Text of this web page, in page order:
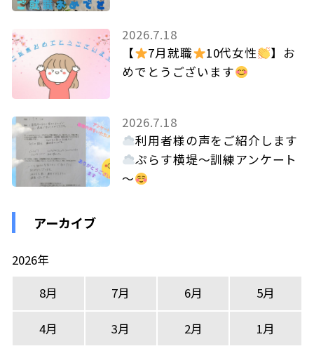
2026.7.18
【
7月就職 10代女性
】お
めでとうございます
2026.7.18
利用者様の声をご紹介します
ぷらす横堤～訓練アンケート
～
アーカイブ
2026年
8月
7月 6月 5月
4月 3月 2月 1月